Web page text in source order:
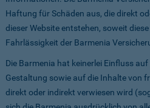
Haftung für Schäden aus, die direkt
dieser Website entstehen, soweit
Fahrlässigkeit der Barmenia
Die Barmenia hat keinerlei Einfluss
Gestaltung sowie auf die Inhalte von
direkt oder indirekt verwiesen wird